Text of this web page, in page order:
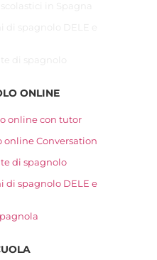
ONLINE
online con tutor
online Conversation
di spagnolo
di spagnolo DELE e